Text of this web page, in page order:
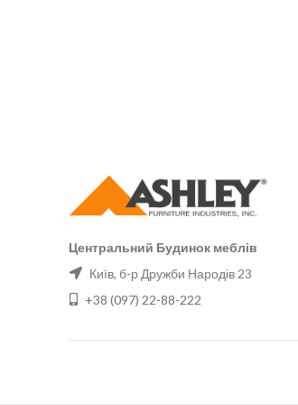
Центральний Будинок меблів
Київ, б-р Дружби Народів 23
+38 (097) 22-88-222